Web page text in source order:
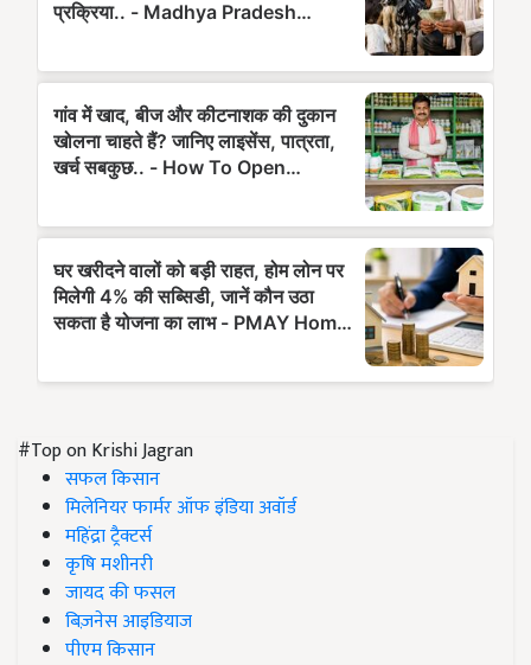
#Top on Krishi Jagran
सफल किसान
मिलेनियर फार्मर ऑफ इंडिया अवॉर्ड
महिंद्रा ट्रैक्टर्स
कृषि मशीनरी
जायद की फसल
बिज़नेस आइडियाज
पीएम किसान